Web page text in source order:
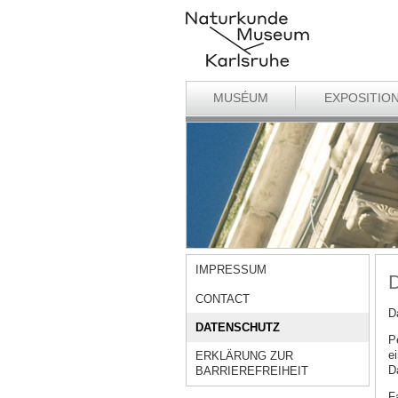
MUSÉUM
IMPRESSUM
CONTACT
DATENSCHUTZ
ERKLÄRUNG ZUR
BARRIEREFREIHEIT